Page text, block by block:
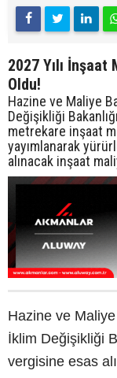
2027 Yılı
Oldu!
Hazine ve Maliye
Değişikliği
metrekare inşaat
yayımlanarak
alınacak inşaat
Hazine ve
İklim Değişikliği
vergisine esas